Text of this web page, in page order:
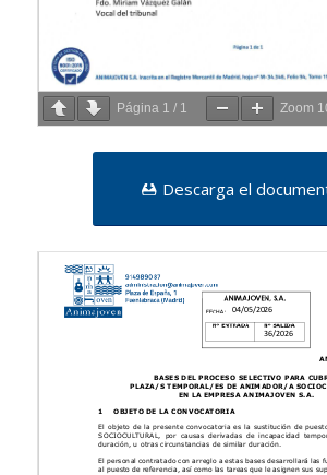
Página 1 / 1 Zoom
Descarga el